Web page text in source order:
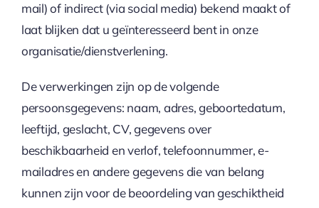
mail) of indirect (via social media) bekend maakt of
laat blijken dat u geïnteresseerd bent in onze
organisatie/dienstverlening.
De verwerkingen zijn op de volgende
persoonsgegevens: naam, adres, geboortedatum,
leeftijd, geslacht, CV, gegevens over
beschikbaarheid en verlof, telefoonnummer, e-
mailadres en andere gegevens die van belang
kunnen zijn voor de beoordeling van geschiktheid